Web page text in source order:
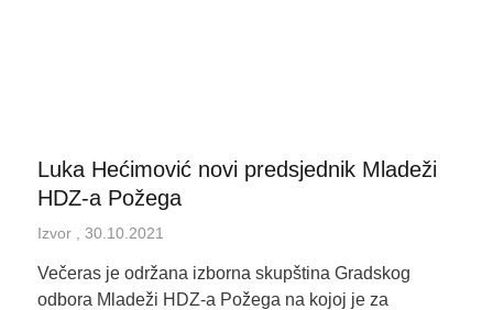
Luka Hećimović novi predsjednik Mladeži
HDZ-a Požega
Izvor 30.10.2021
Večeras je održana izborna skupština Gradskog
odbora Mladeži HDZ-a Požega na kojoj je za